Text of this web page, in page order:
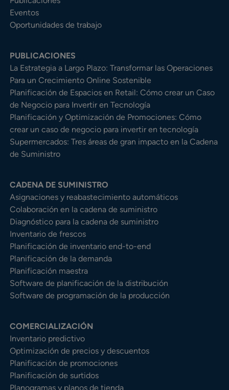
Eventos
Oportunidades de trabajo
PUBLICACIONES
La Estrategia a Largo Plazo: Transformar las Operaciones
Para un Crecimiento Online Sostenible
Planificación de Espacios en Retail: Cómo crear un Caso
de Negocio para Invertir en Tecnología
Planificación y Optimización de Promociones: Cómo
crear un caso de negocio para invertir en tecnología
Supermercados: Tres áreas de gran impacto en la Cadena
de Suministro
CADENA DE SUMINISTRO
Asignaciones y reabastecimiento automáticos
Colaboración en la cadena de suministro
Diagnóstico para la cadena de suministro
Inventario de frescos
Planificación de inventario end-to-end
Planificación de la demanda
Planificación maestra
Software de planificación de la distribución
Software de programación de la producción
COMERCIALIZACIÓN
Inventario predictivo
Optimización de precios y descuentos
Planificación de promociones
Planificación de surtidos
Planogramas y planos de tienda